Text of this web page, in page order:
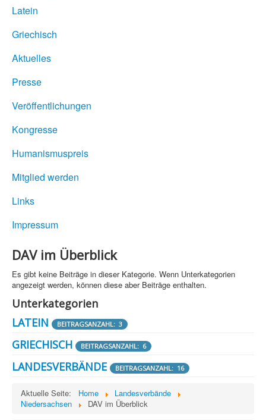
Latein
Griechisch
Aktuelles
Presse
Veröffentlichungen
Kongresse
Humanismuspreis
Mitglied werden
Links
Impressum
DAV im Überblick
Es gibt keine Beiträge in dieser Kategorie. Wenn Unterkategorien
angezeigt werden, können diese aber Beiträge enthalten.
Unterkategorien
LATEIN
BEITRAGSANZAHL: 3
GRIECHISCH BEITRAGSANZAHL: 6
LANDESVERBÄNDE BEITRAGSANZAHL: 16
Aktuelle Seite: Home
Landesverbände
Niedersachsen
DAV im Überblick